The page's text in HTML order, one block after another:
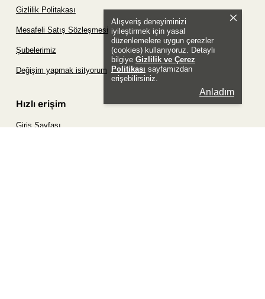
Alışveriş deneyiminizi
iyileştirmek için yasal
düzenlemelere uygun çerezler
(cookies) kullanıyoruz. Detaylı
bilgiye Gizlilik ve Çerez
Politikası sayfamızdan
erişebilirsiniz.
Anladım
Gizlilik Politakası
Mesafeli Satış Sözleşmesi
Şubelerimiz
Değişim yapmak isityorum
Hızlı erişim
Giriş Sayfası